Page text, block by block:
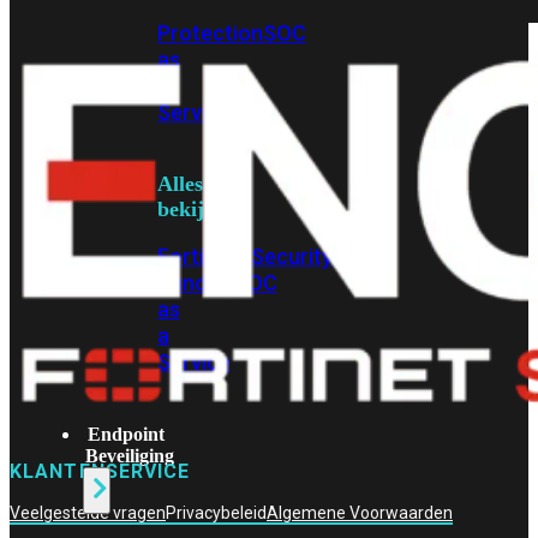
ProtectionSOC
as
Service
Alles
bekijken
FortiCare Security
Bundels
SOC
as
a
Service
Endpoint
Beveiliging
KLANTENSERVICE
Veelgestelde vragenPrivacybeleidAlgemene Voorwaarden